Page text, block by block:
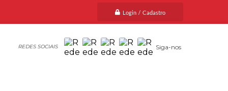
Login / Cadastro
Siga-nos